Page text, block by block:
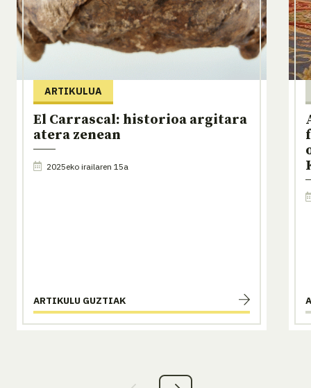
ARTIKULUA
El Carrascal: historioa argitara
atera zenean
2025eko irailaren 15a
ARTIKULU GUZTIAK